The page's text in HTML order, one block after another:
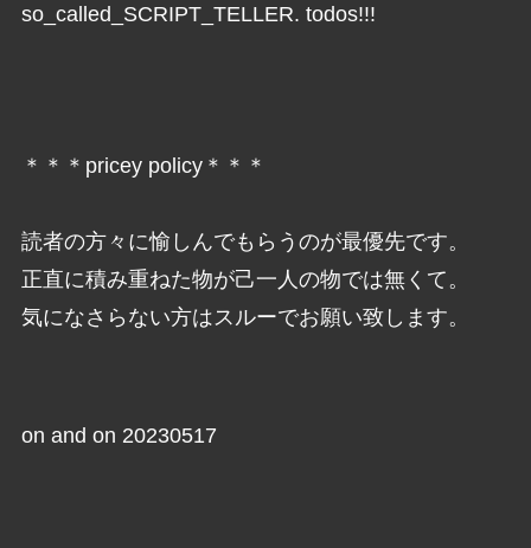
so_called_SCRIPT_TELLER. todos!!!
＊＊＊pricey policy＊＊＊
読者の方々に愉しんでもらうのが最優先です。
正直に積み重ねた物が己一人の物では無くて。
気になさらない方はスルーでお願い致します。
on and on 20230517